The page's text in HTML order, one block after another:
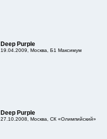
Deep Purple
19.04.2009, Москва, Б1 Максимум
Deep Purple
27.10.2008, Москва, СК «Олимпийский»